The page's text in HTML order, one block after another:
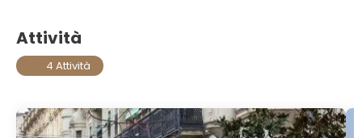
Attività
4 Attività